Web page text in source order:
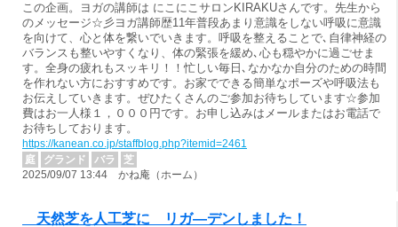
この企画。ヨガの講師は にこにこサロンKIRAKUさんです。先生から
のメッセージ☆彡ヨガ講師歴11年普段あまり意識をしない呼吸に意識
を向けて、心と体を繋いでいきます。呼吸を整えることで､自律神経の
バランスも整いやすくなり、体の緊張を緩め､心も穏やかに過ごせま
す。全身の疲れもスッキリ！！忙しい毎日､なかなか自分のための時間
を作れない方におすすめです。お家でできる簡単なポーズや呼吸法も
お伝えしていきます。ぜひたくさんのご参加お待ちしています☆参加
費はお一人様１，０００円です。お申し込みはメールまたはお電話で
お待ちしております。
https://kanean.co.jp/staffblog.php?itemid=2461
庭
グランド バラ
芝
2025/09/07 13:44 かね庵（ホーム）
天然芝を人工芝に リガ―デンしました！